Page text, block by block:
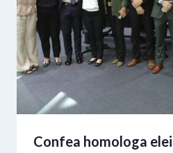
Confea homologa